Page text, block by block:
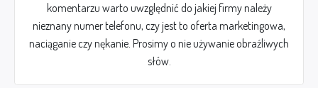
komentarzu warto uwzględnić do jakiej firmy należy
nieznany numer telefonu, czy jest to oferta marketingowa,
naciąganie czy nękanie. Prosimy o nie używanie obraźliwych
słów.